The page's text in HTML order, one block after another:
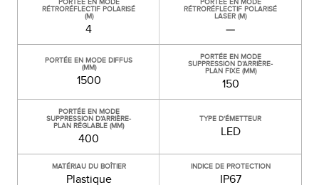
PORTÉE EN MODE
RÉTRORÉFLECTIF POLARISÉ
(M)
4
PORTÉE EN MODE
RÉTRORÉFLECTIF POLARISÉ
LASER (M)
—
PORTÉE EN MODE DIFFUS
(MM)
1500
PORTÉE EN MODE
SUPPRESSION D’ARRIÈRE-
PLAN FIXE (MM)
150
PORTÉE EN MODE
SUPPRESSION D’ARRIÈRE-
PLAN RÉGLABLE (MM)
400
TYPE D'ÉMETTEUR
LED
MATÉRIAU DU BOÎTIER
Plastique
INDICE DE PROTECTION
IP67